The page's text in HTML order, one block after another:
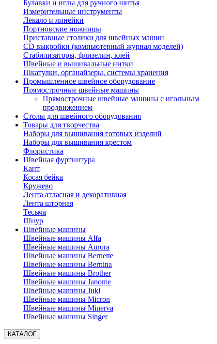
Булавки и иглы для ручного шитья
Измерительные инструменты
Лекало и линейки
Портновские ножницы
Приставные столики для швейных машин
СD выкройки (компьютерный журнал моделей)
Стабилизаторы, флизелин, клей
Швейные и вышивальные нитки
Шкатулки, органайзеры, системы хранения
Промышленное швейное оборудование
Прямострочные швейные машины
Прямострочные швейные машины с игольным
продвижением
Столы для швейного оборудования
Товары для творчества
Наборы для вышивания готовых изделий
Наборы для вышивания крестом
Флористика
Швейная фуртнитура
Кант
Косая бейка
Кружево
Лента aтласная и декоративная
Лента шторная
Тесьма
Шнур
Швейные машины
Швейные машины Alfa
Швейные машины Aurora
Швейные машины Bernette
Швейные машины Bernina
Швейные машины Brother
Швейные машины Janome
Швейные машины Juki
Швейные машины Micron
Швейные машины Minerva
Швейные машины Singer
КАТАЛОГ